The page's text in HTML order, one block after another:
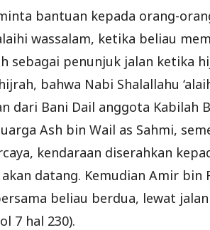
bantuan kepada orang-
wassalam, ketika beliau
sebagai penunjuk jalan ketika
bahwa Nabi Shalallahu
dari Bani Dail anggota Kabilah
Ash bin Wail as Sahmi,
kendaraan diserahkan
datang. Kemudian Amir bin
beliau berdua, lewat
7 hal 230).